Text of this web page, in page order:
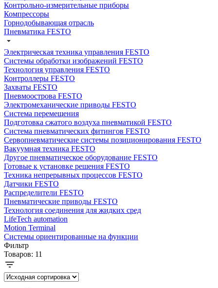
Контрольно-измерительные приборы
Компрессоры
Горнодобывающая отрасль
Пневматика FESTO
Электрическая техника управления FESTO
Системы обработки изображений FESTO
Технология управления FESTO
Контроллеры FESTO
Захваты FESTO
Пневмоострова FESTO
Электромеханические приводы FESTO
Система перемещения
Подготовка сжатого воздуха пневматикой FESTO
Система пневматических фитингов FESTO
Сервопневматические системы позиционирования FESTO
Вакуумная техника FESTO
Другое пневматическое оборудование FESTO
Готовые к установке решения FESTO
Техника непрерывных процессов FESTO
Датчики FESTO
Распределители FESTO
Пневматические приводы FESTO
Технология соединения для жидких сред
LifeTech automation
Motion Terminal
Системы ориентированные на функции
Фильтр
Товаров: 11